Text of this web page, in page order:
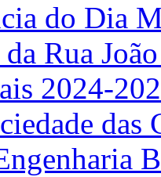
do Dia
Rua
2024-